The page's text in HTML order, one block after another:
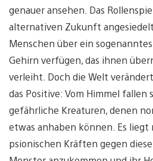
genauer ansehen. Das
alternativen Zukunft
Menschen über ein
Gehirn verfügen, das ihnen
verleiht. Doch die Welt
das Positive: Vom Himmel fallen
gefährliche Kreaturen, denen
etwas anhaben können. Es liegt
psionischen Kräften gegen